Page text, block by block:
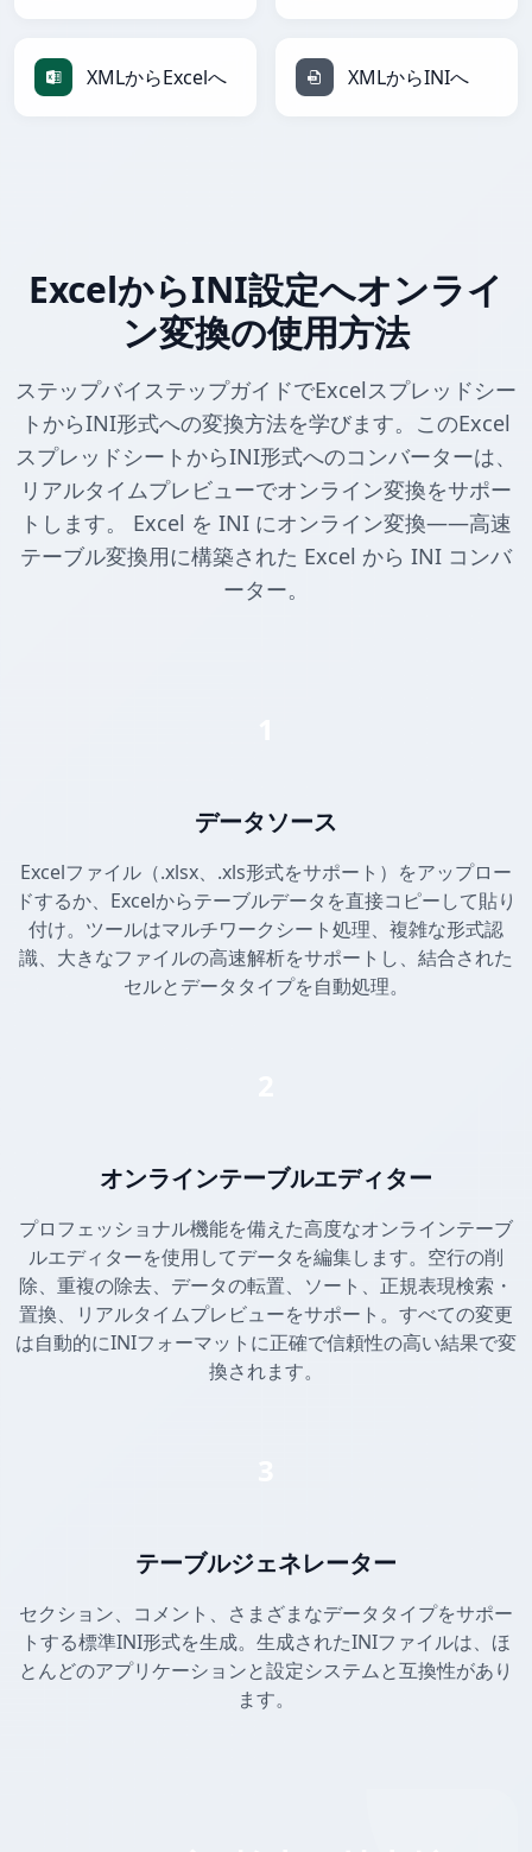
XMLからExcelへ XMLからINIへ
ExcelからINI設定へオンライ
ン変換の使用方法
ステップバイステップガイドでExcelスプレッドシー
トからINI形式への変換方法を学びます。このExcel
スプレッドシートからINI形式へのコンバーターは、
リアルタイムプレビューでオンライン変換をサポー
トします。 Excel を INI にオンライン変換——高速
テーブル変換用に構築された Excel から INI コンバ
ーター。
データソース
Excelファイル（.xlsx、.xls形式をサポート）をアップロー
ドするか、Excelからテーブルデータを直接コピーして貼り
付け。ツールはマルチワークシート処理、複雑な形式認
識、大きなファイルの高速解析をサポートし、結合された
セルとデータタイプを自動処理。
オンラインテーブルエディター
プロフェッショナル機能を備えた高度なオンラインテーブ
ルエディターを使用してデータを編集します。空行の削
除、重複の除去、データの転置、ソート、正規表現検索・
置換、リアルタイムプレビューをサポート。すべての変更
は自動的にINIフォーマットに正確で信頼性の高い結果で変
換されます。
テーブルジェネレーター
セクション、コメント、さまざまなデータタイプをサポー
トする標準INI形式を生成。生成されたINIファイルは、ほ
とんどのアプリケーションと設定システムと互換性があり
ます。